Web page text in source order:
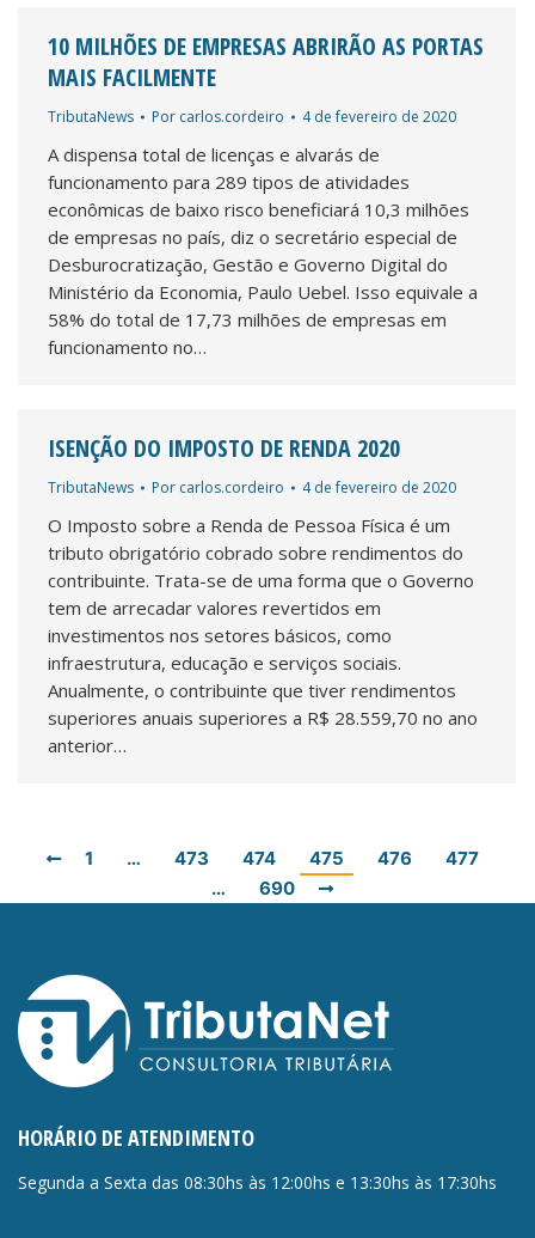
10 MILHÕES DE EMPRESAS ABRIRÃO AS PORTAS
MAIS FACILMENTE
TributaNews Por carlos.cordeiro 4 de fevereiro de 2020
A dispensa total de licenças e alvarás de
funcionamento para 289 tipos de atividades
econômicas de baixo risco beneficiará 10,3 milhões
de empresas no país, diz o secretário especial de
Desburocratização, Gestão e Governo Digital do
Ministério da Economia, Paulo Uebel. Isso equivale a
58% do total de 17,73 milhões de empresas em
funcionamento no…
ISENÇÃO DO IMPOSTO DE RENDA 2020
TributaNews Por carlos.cordeiro 4 de fevereiro de 2020
O Imposto sobre a Renda de Pessoa Física é um
tributo obrigatório cobrado sobre rendimentos do
contribuinte. Trata-se de uma forma que o Governo
tem de arrecadar valores revertidos em
investimentos nos setores básicos, como
infraestrutura, educação e serviços sociais.
Anualmente, o contribuinte que tiver rendimentos
superiores anuais superiores a R$ 28.559,70 no ano
anterior…
1 … 473 474 475 476
477
…
690
HORÁRIO DE ATENDIMENTO
Segunda a Sexta das 08:30hs às 12:00hs e 13:30hs às 17:30hs